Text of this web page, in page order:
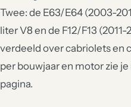
Twee: de E63/E64 (2003-
liter V8 en de F12/F13
verdeeld over cabriolets en
per bouwjaar en motor zie
pagina.